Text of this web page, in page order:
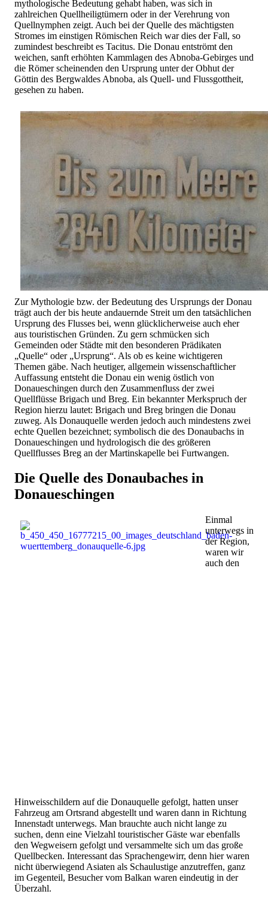
mythologische Bedeutung gehabt haben, was sich in
zahlreichen Quellheiligtümern oder in der Verehrung von
Quellnymphen zeigt. Auch bei der Quelle des mächtigsten
Stromes im einstigen Römischen Reich war dies der Fall, so
zumindest beschreibt es Tacitus. Die Donau entströmt den
weichen, sanft erhöhten Kammlagen des Abnoba-Gebirges und
die Römer scheinenden den Ursprung unter der Obhut der
Göttin des Bergwaldes Abnoba, als Quell- und Flussgottheit,
gesehen zu haben.
Zur Mythologie bzw. der Bedeutung des Ursprungs der Donau
trägt auch der bis heute andauernde Streit um den tatsächlichen
Ursprung des Flusses bei, wenn glücklicherweise auch eher
aus touristischen Gründen. Zu gern schmücken sich
Gemeinden oder Städte mit den besonderen Prädikaten
„Quelle“ oder „Ursprung“. Als ob es keine wichtigeren
Themen gäbe. Nach heutiger, allgemein wissenschaftlicher
Auffassung entsteht die Donau ein wenig östlich von
Donaueschingen durch den Zusammenfluss der zwei
Quellflüsse Brigach und Breg. Ein bekannter Merkspruch der
Region hierzu lautet: Brigach und Breg bringen die Donau
zuweg. Als Donauquelle werden jedoch auch mindestens zwei
echte Quellen bezeichnet; symbolisch die des Donaubachs in
Donaueschingen und hydrologisch die des größeren
Quellflusses Breg an der Martinskapelle bei Furtwangen.
Die Quelle des Donaubaches in
Donaueschingen
Einmal
unterwegs in
der Region,
waren wir
auch den
Hinweisschildern auf die Donauquelle gefolgt, hatten unser
Fahrzeug am Ortsrand abgestellt und waren dann in Richtung
Innenstadt unterwegs. Man brauchte auch nicht lange zu
suchen, denn eine Vielzahl touristischer Gäste war ebenfalls
den Wegweisern gefolgt und versammelte sich um das große
Quellbecken. Interessant das Sprachengewirr, denn hier waren
nicht überwiegend Asiaten als Schaulustige anzutreffen, ganz
im Gegenteil, Besucher vom Balkan waren eindeutig in der
Überzahl.